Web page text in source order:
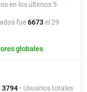
en los últimos 5
fue6673 el 29
globales
3794 • Usuarios totales